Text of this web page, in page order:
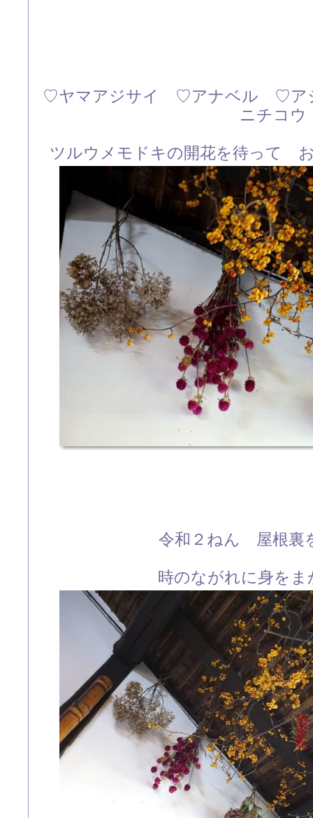
♡ヤマアジサイ ♡アナベル ♡
ニチコウ
ツルウメモドキの開花を待って
令和２ねん 屋根裏
時のながれに身をま